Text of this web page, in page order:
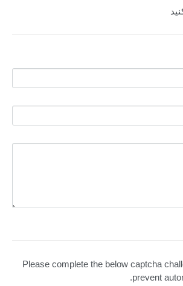
Please complete the below captcha
prevent